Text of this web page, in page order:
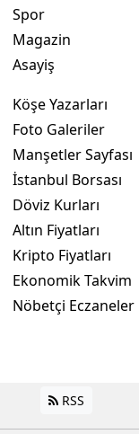
Spor
Magazin
Asayiş
Köşe Yazarları
Foto Galeriler
Manşetler Sayfası
İstanbul Borsası
Döviz Kurları
Altın Fiyatları
Kripto Fiyatları
Ekonomik Takvim
Nöbetçi Eczaneler
RSS